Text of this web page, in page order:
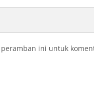
ini untuk